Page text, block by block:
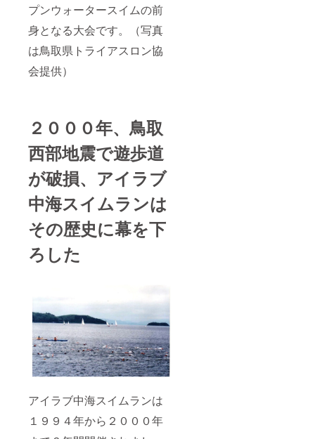
プンウォータースイムの前
身となる大会です。（写真
は鳥取県トライアスロン協
会提供）
２０００年、鳥取
西部地震で遊歩道
が破損、アイラブ
中海スイムランは
その歴史に幕を下
ろした
アイラブ中海スイムランは
１９９４年から２０００年